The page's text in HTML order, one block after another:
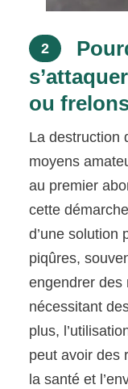
2
ou
La destruction
moyens
au premier
cette
d’une solution
piqûres,
engendrer des
nécessitant
plus,
peut avoir des
la santé et